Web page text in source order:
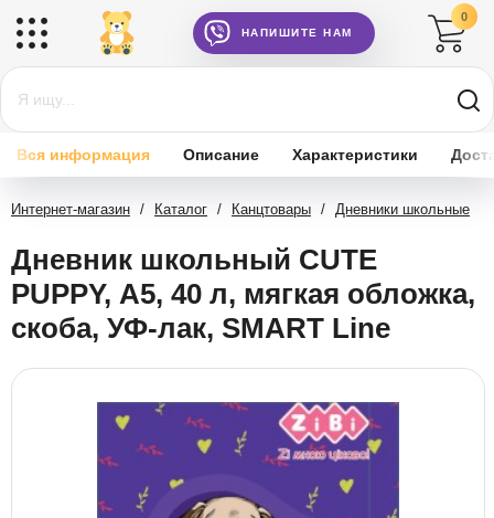
НАПИШИТЕ НАМ
0
Вся информация Описание Характеристики
Интернет-магазин / Каталог / Канцтовары / Дневники школьные
Дневник школьный CUTE
PUPPY, А5, 40 л, мягкая обложка,
скоба, УФ-лак, SMART Line